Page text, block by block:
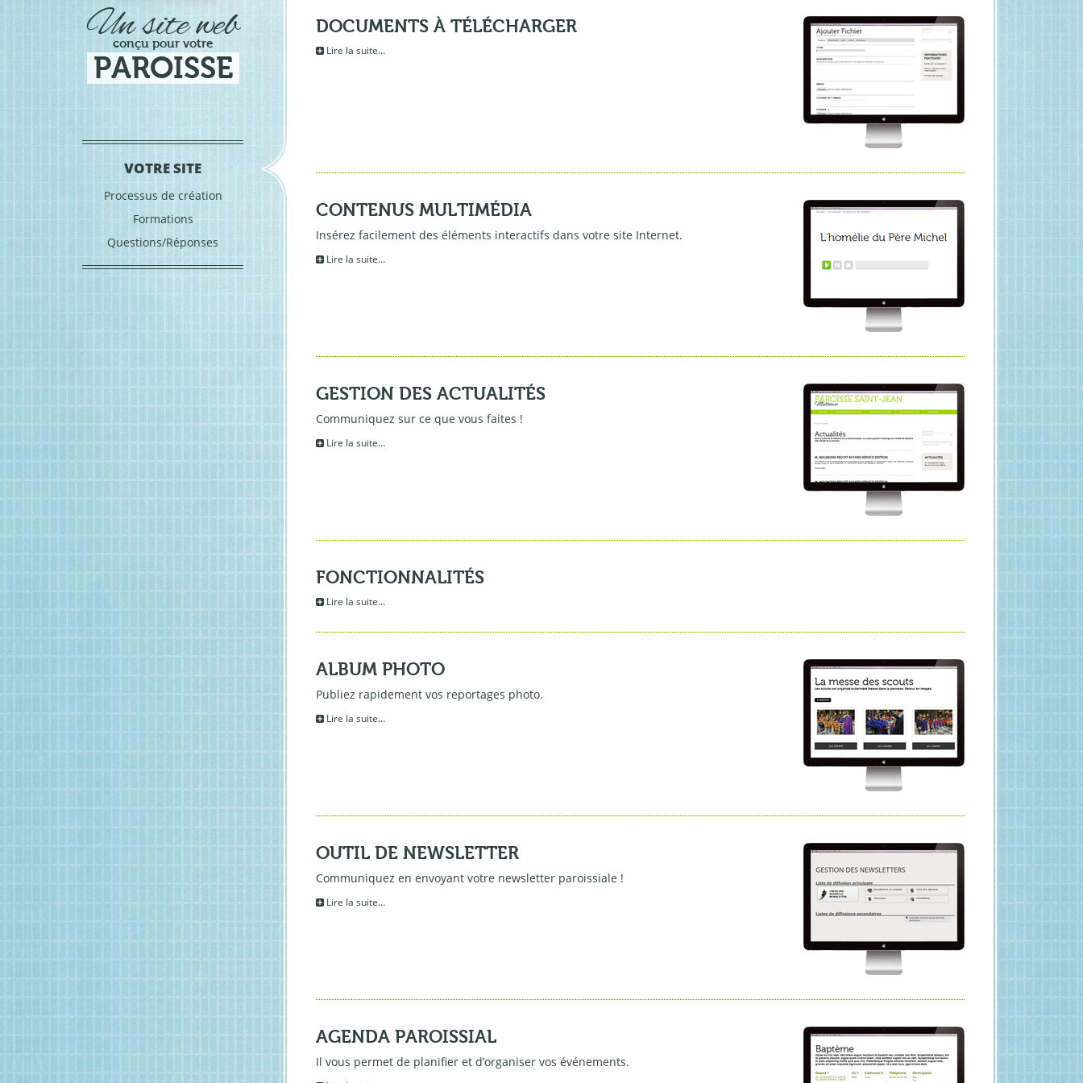
Un site web
conçu pour votre
PAROISSE
VOTRE SITE
Processus de création
Formations
Questions/Réponses
DOCUMENTS À TÉLÉCHARGER
Lire la suite…
CONTENUS MULTIMÉDIA
Insérez facilement des éléments interactifs dans votre site Internet.
Lire la suite…
GESTION DES ACTUALITÉS
Communiquez sur ce que vous faites !
Lire la suite…
FONCTIONNALITÉS
Lire la suite…
ALBUM PHOTO
Publiez rapidement vos reportages photo.
Lire la suite…
OUTIL DE NEWSLETTER
Communiquez en envoyant votre newsletter paroissiale !
Lire la suite…
AGENDA PAROISSIAL
Il vous permet de planifier et d’organiser vos événements.